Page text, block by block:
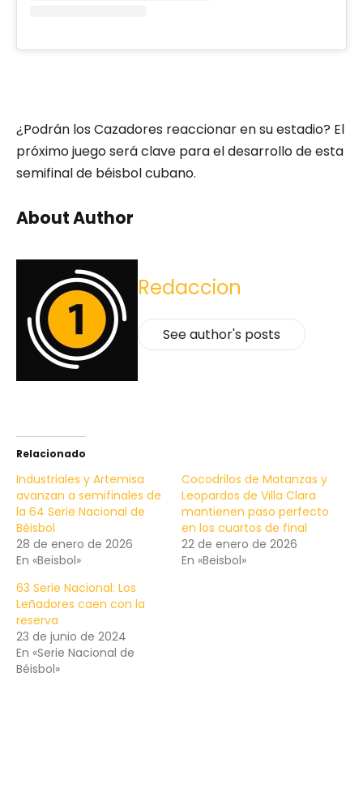
¿Podrán los Cazadores reaccionar en su estadio? El
próximo juego será clave para el desarrollo de esta
semifinal de béisbol cubano.
About Author
Redaccion
See author's posts
Relacionado
Industriales y Artemisa
avanzan a semifinales de
la 64 Serie Nacional de
Béisbol
28 de enero de 2026
En «Beisbol»
Cocodrilos de Matanzas y
Leopardos de Villa Clara
mantienen paso perfecto
en los cuartos de final
22 de enero de 2026
En «Beisbol»
63 Serie Nacional: Los
Leñadores caen con la
reserva
23 de junio de 2024
En «Serie Nacional de
Béisbol»